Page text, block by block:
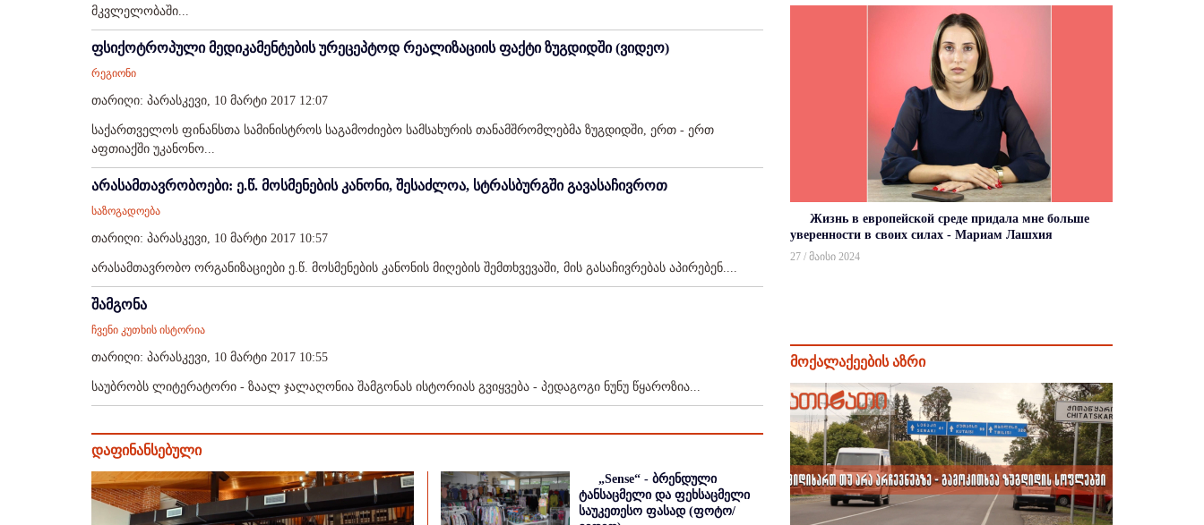
მკვლელობაში...
ფსიქოტროპული მედიკამენტების ურეცეპტოდ რეალიზაციის ფაქტი ზუგდიდში (ვიდეო)
რეგიონი
თარიღი: პარასკევი, 10 მარტი 2017 12:07
საქართველოს ფინანსთა სამინისტროს საგამოძიებო სამსახურის თანამშრომლებმა ზუგდიდში, ერთ - ერთ
აფთიაქში უკანონო...
არასამთავრობოები: ე.წ. მოსმენების კანონი, შესაძლოა, სტრასბურგში გავასაჩივროთ
საზოგადოება
თარიღი: პარასკევი, 10 მარტი 2017 10:57
არასამთავრობო ორგანიზაციები ე.წ. მოსმენების კანონის მიღების შემთხვევაში, მის გასაჩივრებას აპირებენ....
შამგონა
ჩვენი კუთხის ისტორია
თარიღი: პარასკევი, 10 მარტი 2017 10:55
საუბრობს ლიტერატორი - ზაალ ჯალაღონია შამგონას ისტორიას გვიყვება - პედაგოგი ნუნუ წყაროზია...
დაფინანსებული
„Sense“ - ბრენდული
ტანსაცმელი და ფეხსაცმელი
საუკეთესო ფასად (ფოტო/
Жизнь в европейской среде придала мне больше
уверенности в своих силах - Мариам Лашхия
27 / მაისი 2024
მოქალაქეების აზრი